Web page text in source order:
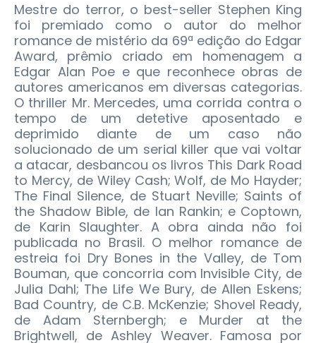
Mestre do terror, o best-seller Stephen King
foi premiado como o autor do melhor
romance de mistério da 69ª edição do Edgar
Award, prêmio criado em homenagem a
Edgar Alan Poe e que reconhece obras de
autores americanos em diversas categorias.
O thriller Mr. Mercedes, uma corrida contra o
tempo de um detetive aposentado e
deprimido diante de um caso não
solucionado de um serial killer que vai voltar
a atacar, desbancou os livros This Dark Road
to Mercy, de Wiley Cash; Wolf, de Mo Hayder;
The Final Silence, de Stuart Neville; Saints of
the Shadow Bible, de Ian Rankin; e Coptown,
de Karin Slaughter. A obra ainda não foi
publicada no Brasil. O melhor romance de
estreia foi Dry Bones in the Valley, de Tom
Bouman, que concorria com Invisible City, de
Julia Dahl; The Life We Bury, de Allen Eskens;
Bad Country, de C.B. McKenzie; Shovel Ready,
de Adam Sternbergh; e Murder at the
Brightwell, de Ashley Weaver. Famosa por